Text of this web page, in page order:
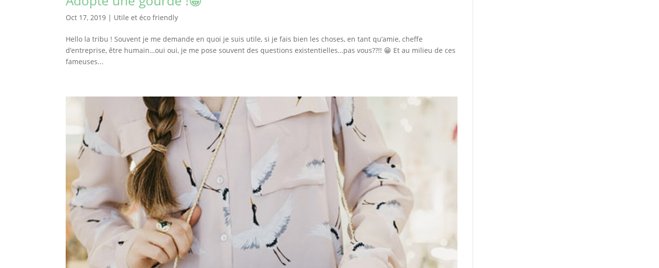
Oct 17, 2019 | Utile et éco friendly
Hello la tribu ! Souvent je me demande en quoi je suis utile, si je fais bien les choses, en tant qu’amie, cheffe
d’entreprise, être humain…oui oui, je me pose souvent des questions existentielles…pas vous??!! 😁 Et au milieu de ces
fameuses...